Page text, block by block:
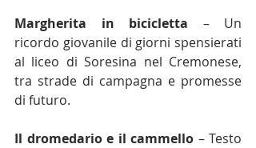
Margherita in bicicletta – Un
ricordo giovanile di giorni spensierati
al liceo di Soresina nel Cremonese,
tra strade di campagna e promesse
di futuro.
Il dromedario e il cammello – Testo